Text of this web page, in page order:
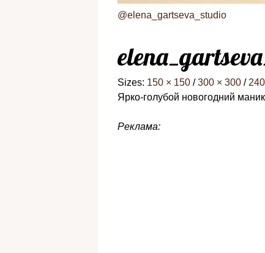
@elena_gartseva_studio
Sizes: 150 × 150 / 300 × 300 /
Ярко-голубой новогодний
Реклама: